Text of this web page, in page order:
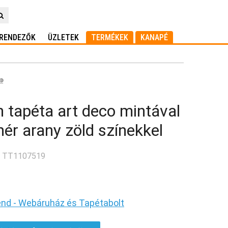
ÜZLETEK TERMÉKEK KANAPÉ
tapéta art deco mintával
arany zöld színekkel
TT1107519
- Webáruház és Tapétabolt